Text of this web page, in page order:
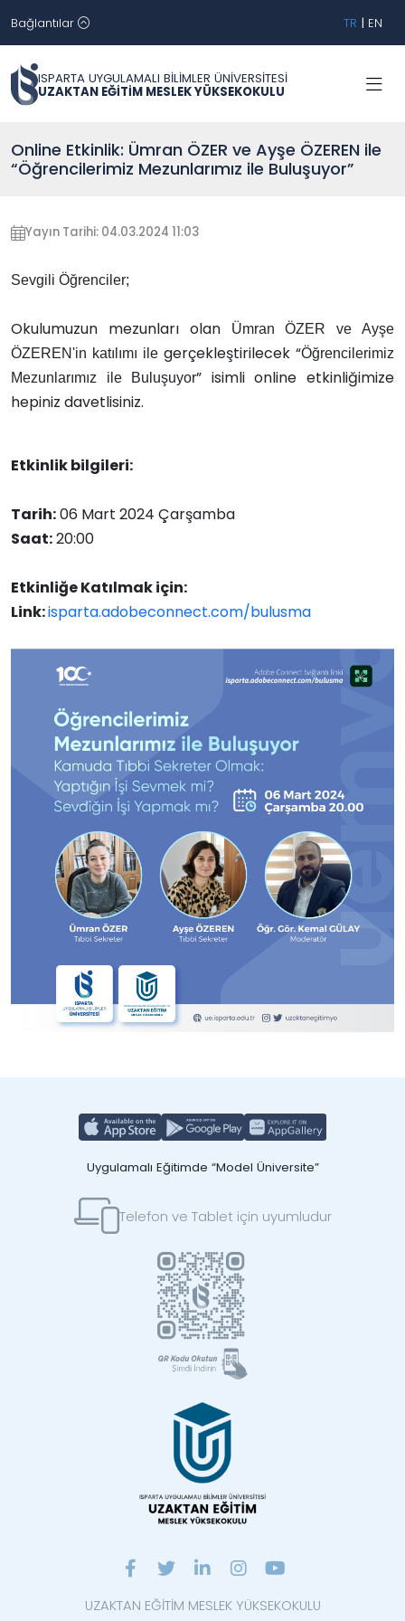
Bağlantılar TR | EN
ISPARTA UYGULAMALI BİLİMLER ÜNİVERSİTESİ
UZAKTAN EĞİTİM MESLEK YÜKSEKOKULU
Online Etkinlik: Ümran ÖZER ve Ayşe ÖZEREN ile
“Öğrencilerimiz Mezunlarımız ile Buluşuyor”
Yayın Tarihi: 04.03.2024 11:03
Sevgili Öğrenciler;
Okulumuzun mezunları olan
Ümran ÖZER ve Ayşe
ÖZEREN'in katılımı ile gerçekleştirilecek “Öğrencilerimiz
Mezunlarımız ile Buluşuyor” isimli online etkinliğimize
hepiniz davetlisiniz.
Etkinlik bilgileri:
Tarih:06 Mart 2024 Çarşamba
Saat:20:00
Etkinliğe Katılmak için:
Link:isparta.adobeconnect.com/bulusma
Uygulamalı Eğitimde “Model Üniversite”
Telefon ve Tablet için uyumludur
UZAKTAN EĞİTİM MESLEK YÜKSEKOKULU